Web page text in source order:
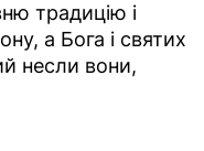
традицію і
а Бога і святих
несли вони,